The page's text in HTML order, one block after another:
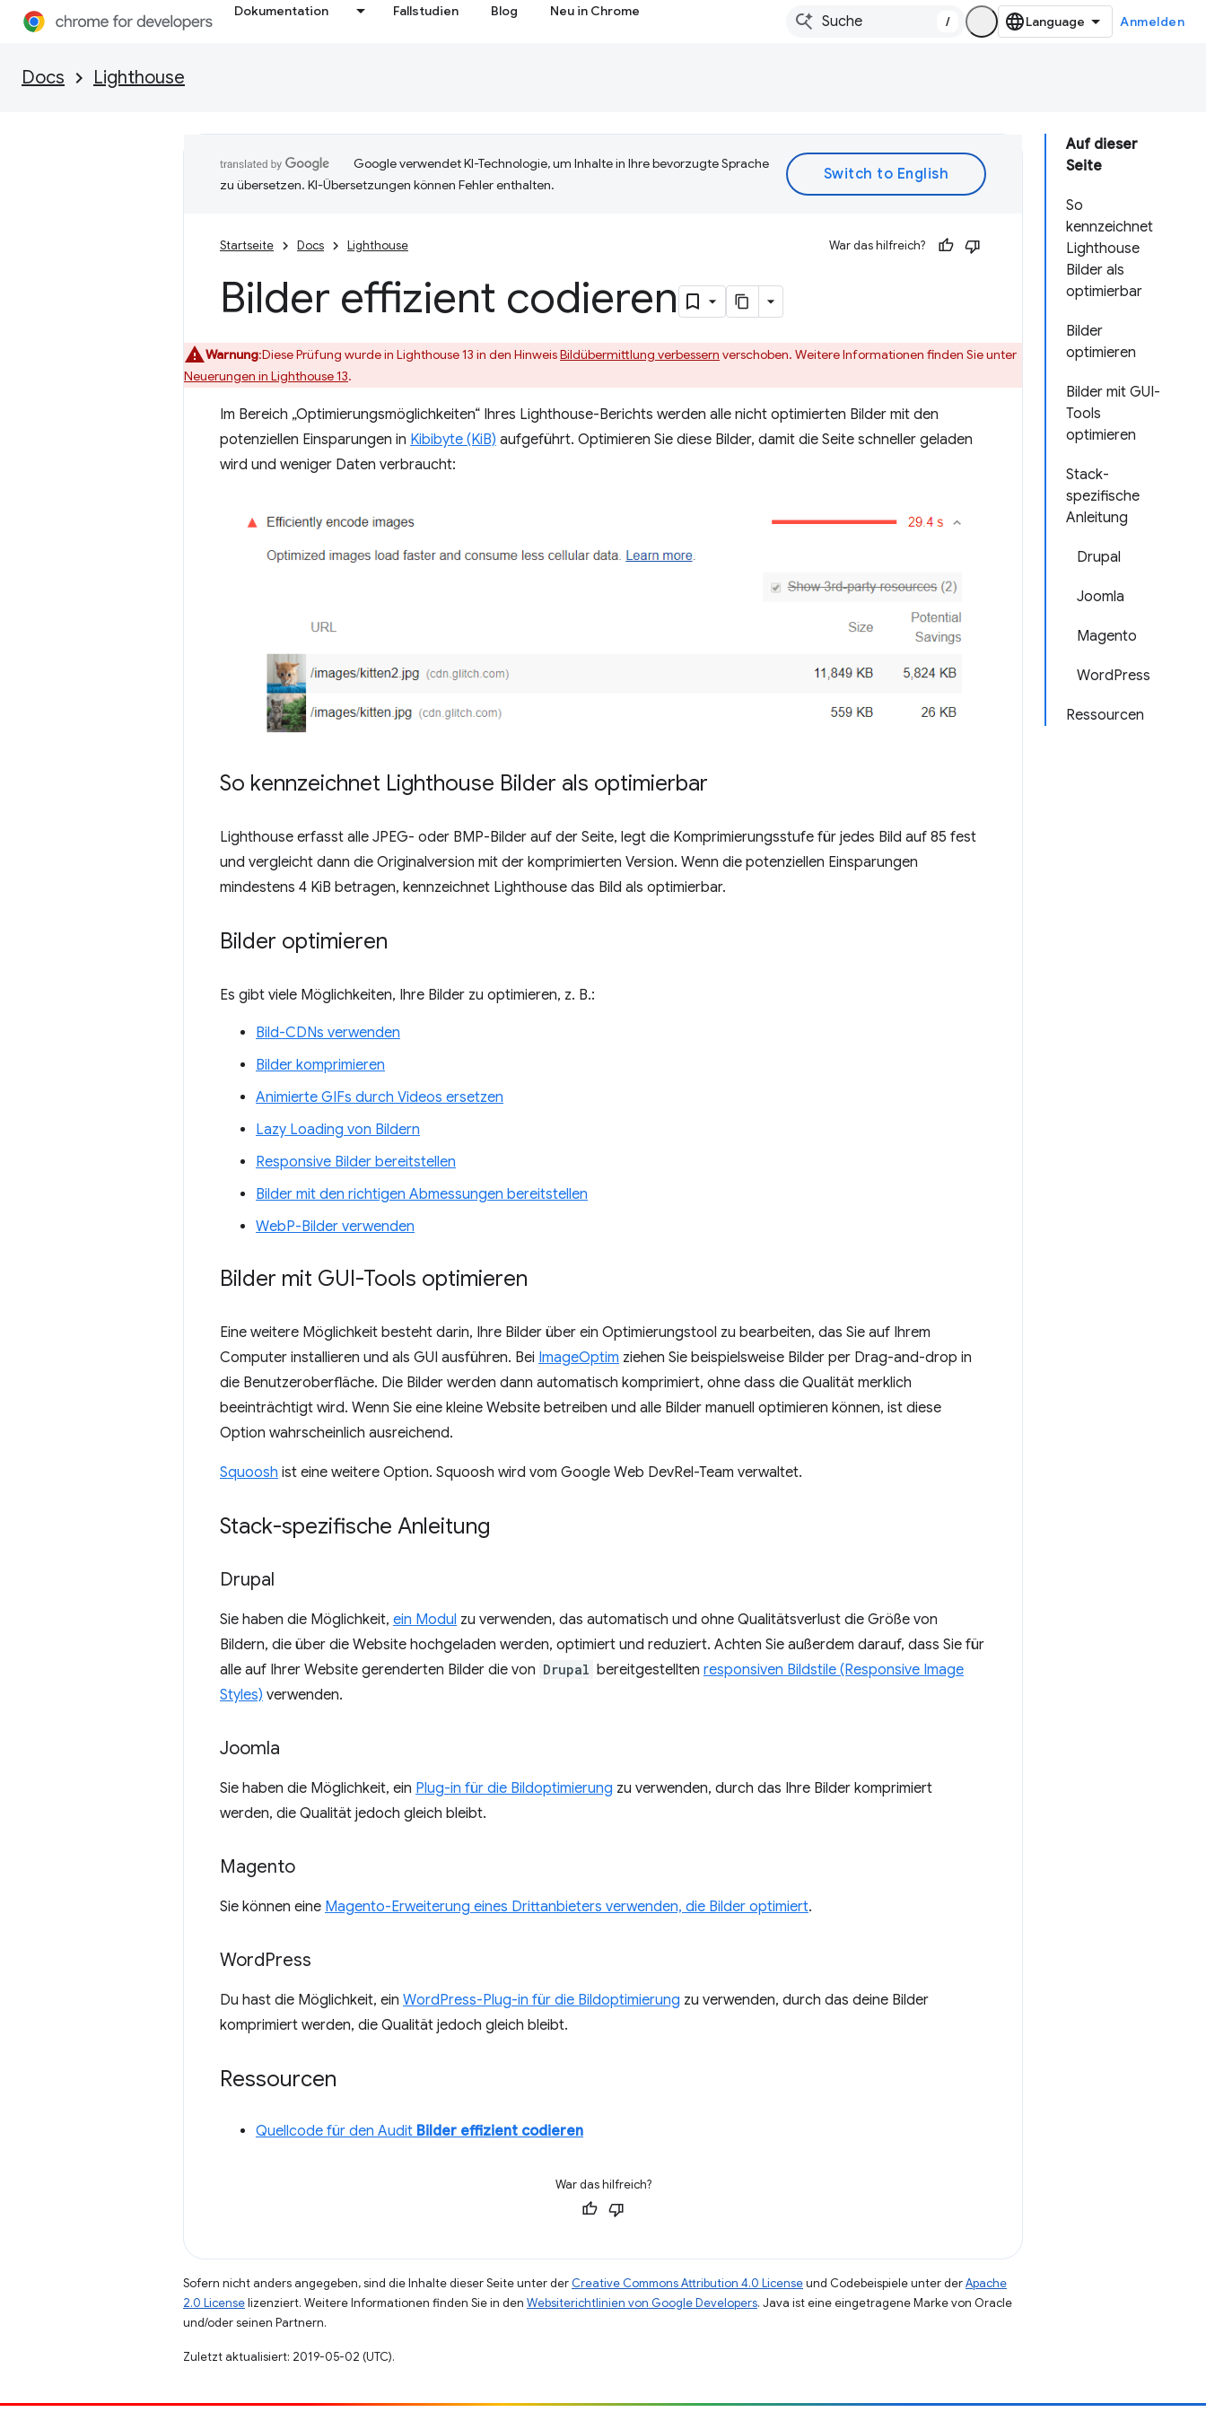
Dokumentation Fallstudien Blog Neu in Chrome
/ Anmelden
Docs Lighthouse
Auf dieser
Seite
So
kennzeichnet
Lighthouse
Bilder als
optimierbar
Bilder
optimieren
Bilder mit GUI-
Tools
optimieren
Stack-
spezifische
Anleitung
Drupal
Joomla
Magento
WordPress
Ressourcen
Google verwendet KI-Technologie, um Inhalte in Ihre bevorzugte Sprache
zu übersetzen. KI-Übersetzungen können Fehler enthalten.
Startseite Docs Lighthouse War das hilfreich?
Bilder effizient codieren
Warnung:Diese Prüfung wurde in Lighthouse 13 in den HinweisBildübermittlung verbessern verschoben. Weitere Informationen finden Sie unter
Neuerungen in Lighthouse 13.
Im Bereich „Optimierungsmöglichkeiten“ Ihres Lighthouse-Berichts werden alle nicht optimierten Bilder mit den
potenziellen Einsparungen in Kibibyte (KiB) aufgeführt. Optimieren Sie diese Bilder, damit die Seite schneller geladen
wird und weniger Daten verbraucht:
So kennzeichnet Lighthouse Bilder als optimierbar
Lighthouse erfasst alle JPEG- oder BMP-Bilder auf der Seite, legt die Komprimierungsstufe für jedes Bild auf 85 fest
und vergleicht dann die Originalversion mit der komprimierten Version. Wenn die potenziellen Einsparungen
mindestens 4 KiB betragen, kennzeichnet Lighthouse das Bild als optimierbar.
Bilder optimieren
Es gibt viele Möglichkeiten, Ihre Bilder zu optimieren, z. B.:
Bild-CDNs verwenden
Bilder komprimieren
Animierte GIFs durch Videos ersetzen
Lazy Loading von Bildern
Responsive Bilder bereitstellen
Bilder mit den richtigen Abmessungen bereitstellen
WebP-Bilder verwenden
Bilder mit GUI-Tools optimieren
Eine weitere Möglichkeit besteht darin, Ihre Bilder über ein Optimierungstool zu bearbeiten, das Sie auf Ihrem
Computer installieren und als GUI ausführen. Bei ImageOptim ziehen Sie beispielsweise Bilder per Drag-and-drop in
die Benutzeroberfläche. Die Bilder werden dann automatisch komprimiert, ohne dass die Qualität merklich
beeinträchtigt wird. Wenn Sie eine kleine Website betreiben und alle Bilder manuell optimieren können, ist diese
Option wahrscheinlich ausreichend.
Squoosh ist eine weitere Option. Squoosh wird vom Google Web DevRel-Team verwaltet.
Stack-spezifische Anleitung
Drupal
Sie haben die Möglichkeit, ein Modul zu verwenden, das automatisch und ohne Qualitätsverlust die Größe von
Bildern, die über die Website hochgeladen werden, optimiert und reduziert. Achten Sie außerdem darauf, dass Sie für
alle auf Ihrer Website gerenderten Bilder die von Drupal bereitgestellten responsiven Bildstile (Responsive Image
Styles) verwenden.
Joomla
Sie haben die Möglichkeit, ein Plug-in für die Bildoptimierung zu verwenden, durch das Ihre Bilder komprimiert
werden, die Qualität jedoch gleich bleibt.
Magento
Sie können eine Magento-Erweiterung eines Drittanbieters verwenden, die Bilder optimiert.
WordPress
Du hast die Möglichkeit, ein WordPress-Plug-in für die Bildoptimierung zu verwenden, durch das deine Bilder
komprimiert werden, die Qualität jedoch gleich bleibt.
Ressourcen
Quellcode für den Audit Bilder effizient codieren
War das hilfreich?
Sofern nicht anders angegeben, sind die Inhalte dieser Seite unter der Creative Commons Attribution 4.0 Licenseund Codebeispiele unter derApache
2.0 Licenselizenziert. Weitere Informationen finden Sie in den Websiterichtlinien von Google Developers. Java ist eine eingetragene Marke von Oracle
und/oder seinen Partnern.
Zuletzt aktualisiert: 2019-05-02 (UTC).